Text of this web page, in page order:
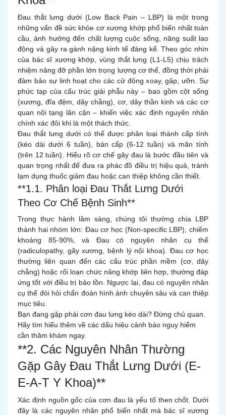
Đau thắt lưng dưới (Low Back Pain – LBP) là một trong
những vấn đề sức khỏe cơ xương khớp phổ biến nhất toàn
cầu, ảnh hưởng đến chất lượng cuộc sống, năng suất lao
động và gây ra gánh nặng kinh tế đáng kể. Theo góc nhìn
của bác sĩ xương khớp, vùng thắt lưng (L1-L5) chịu trách
nhiệm nâng đỡ phần lớn trọng lượng cơ thể, đồng thời phải
đảm bảo sự linh hoạt cho các cử động xoay, gập, ưỡn. Sự
phức tạp của cấu trúc giải phẫu này – bao gồm cột sống
(xương, đĩa đệm, dây chằng), cơ, dây thần kinh và các cơ
quan nội tạng lân cận – khiến việc xác định nguyên nhân
chính xác đôi khi là một thách thức.
Đau thắt lưng dưới có thể được phân loại thành cấp tính
(kéo dài dưới 6 tuần), bán cấp (6-12 tuần) và mãn tính
(trên 12 tuần). Hiểu rõ cơ chế gây đau là bước đầu tiên và
quan trọng nhất để đưa ra phác đồ điều trị hiệu quả, tránh
lạm dụng thuốc giảm đau hoặc can thiệp không cần thiết.
**1.1. Phân loại Đau Thắt Lưng Dưới
Theo Cơ Chế Bệnh Sinh**
Trong thực hành lâm sàng, chúng tôi thường chia LBP
thành hai nhóm lớn: Đau cơ học (Non-specific LBP), chiếm
khoảng 85-90%, và Đau có nguyên nhân cụ thể
(radiculopathy, gãy xương, bệnh lý nội khoa). Đau cơ học
thường liên quan đến các cấu trúc phần mềm (cơ, dây
chằng) hoặc rối loạn chức năng khớp liên hợp, thường đáp
ứng tốt với điều trị bảo tồn. Ngược lại, đau có nguyên nhân
cụ thể đòi hỏi chẩn đoán hình ảnh chuyên sâu và can thiệp
mục tiêu.
Bạn đang gặp phải cơn đau lưng kéo dài? Đừng chủ quan.
Hãy tìm hiểu thêm về các dấu hiệu cảnh báo nguy hiểm
cần thăm khám ngay.
**2. Các Nguyên Nhân Thường
Gặp Gây Đau Thắt Lưng Dưới (E-
E-A-T Y Khoa)**
Xác định nguồn gốc của cơn đau là yếu tố then chốt. Dưới
đây là các nguyên nhân phổ biến nhất mà bác sĩ xương